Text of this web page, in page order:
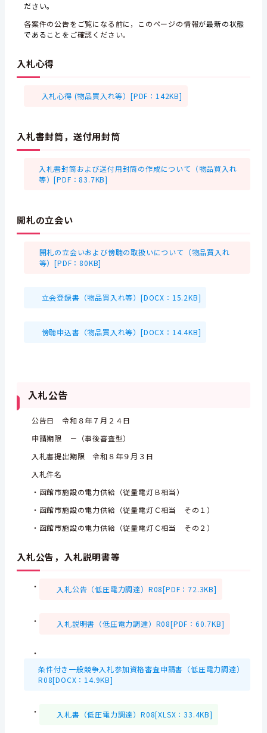
ださい。
各案件の公告をご覧になる前に，このページの情報が最新の状態
であることをご確認ください。
入札心得
入札心得 (物品買入れ等）[PDF：142KB]
入札書封筒，送付用封筒
入札書封筒および送付用封筒の作成について（物品買入れ
等）[PDF：83.7KB]
開札の立会い
開札の立会いおよび傍聴の取扱いについて（物品買入れ
等）[PDF：80KB]
立会登録書（物品買入れ等）[DOCX：15.2KB]
傍聴申込書（物品買入れ等）[DOCX：14.4KB]
入札公告
公告日 令和８年７月２４日
申請期限 －（事後審査型）
入札書提出期限 令和８年９月３日
入札件名
・函館市施設の電力供給（従量電灯Ｂ相当）
・函館市施設の電力供給（従量電灯Ｃ相当 その１）
・函館市施設の電力供給（従量電灯Ｃ相当 その２）
入札公告，入札説明書等
・ 入札公告（低圧電力調達）R08[PDF：72.3KB]
・ 入札説明書（低圧電力調達）R08[PDF：60.7KB]
・
条件付き一般競争入札参加資格審査申請書（低圧電力調達）
R08[DOCX：14.9KB]
・ 入札書（低圧電力調達）R08[XLSX：33.4KB]